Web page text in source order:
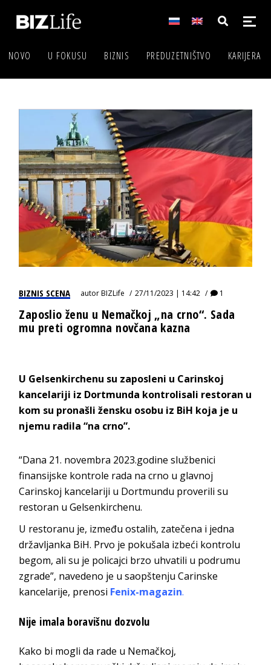
NOVO U FOKUSU BIZNIS PREDUZETNIŠTVO KARIJERA
BIZNIS SCENA autorBIZLife 27/11/2023 | 14:42 1
Zaposlio ženu u Nemačkoj „na crno“. Sada
mu preti ogromna novčana kazna
U Gelsenkirchenu su zaposleni u Carinskoj
kancelariji iz Dortmunda kontrolisali restoran u
kom su pronašli žensku osobu iz BiH koja je u
njemu radila “na crno”.
“Dana 21. novembra 2023.godine službenici
finansijske kontrole rada na crno u glavnoj
Carinskoj kancelariji u Dortmundu proverili su
restoran u Gelsenkirchenu.
U restoranu je, između ostalih, zatečena i jedna
državljanka BiH. Prvo je pokušala izbeći kontrolu
begom, ali su je policajci brzo uhvatili u podrumu
zgrade”, navedeno je u saopštenju Carinske
kancelarije, prenosi Fenix-magazin.
Nije imala boravišnu dozvolu
Kako bi mogli da rade u Nemačkoj,